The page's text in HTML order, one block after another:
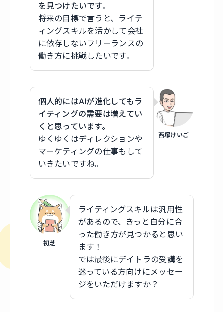
を見つけたいです。
将来の目標で言うと、ライテ
ィングスキルを活かして会社
に依存しないフリーランスの
働き方に挑戦したいです。
西塚けいご
個人的にはAIが進化してもラ
イティングの需要は増えてい
くと思っています。
ゆくゆくはディレクションや
マーケティングの仕事もして
いきたいですね。
初芝
ライティングスキルは汎用性
があるので、きっと自分に合
った働き方が見つかると思い
ます！
では最後にデイトラの受講を
迷っている方向けにメッセー
ジをいただけますか？